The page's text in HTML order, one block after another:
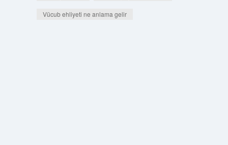
Vücub ehliyeti ne anlama gelir